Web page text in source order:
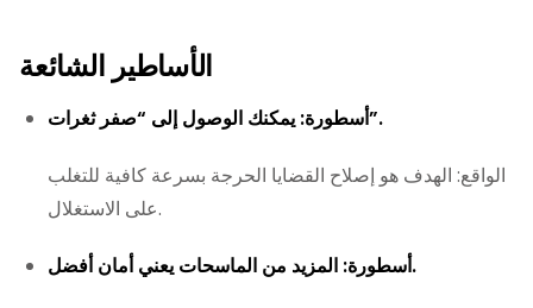
الأساطير الشائعة
أسطورة: يمكنك الوصول إلى “صفر ثغرات”.
الواقع: الهدف هو إصلاح القضايا الحرجة بسرعة كافية للتغلب
على الاستغلال.
أسطورة: المزيد من الماسحات يعني أمان أفضل.